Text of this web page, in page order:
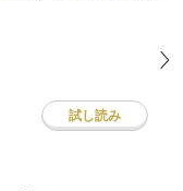
試し読み